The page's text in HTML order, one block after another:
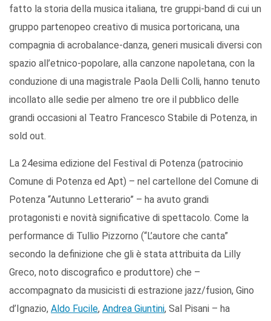
fatto la storia della musica italiana, tre gruppi-band di cui un
gruppo partenopeo creativo di musica portoricana, una
compagnia di acrobalance-danza, generi musicali diversi con
spazio all’etnico-popolare, alla canzone napoletana, con la
conduzione di una magistrale Paola Delli Colli, hanno tenuto
incollato alle sedie per almeno tre ore il pubblico delle
grandi occasioni al Teatro Francesco Stabile di Potenza, in
sold out.
La 24esima edizione del Festival di Potenza (patrocinio
Comune di Potenza ed Apt) – nel cartellone del Comune di
Potenza “Autunno Letterario” – ha avuto grandi
protagonisti e novità significative di spettacolo. Come la
performance di Tullio Pizzorno (“L’autore che canta”
secondo la definizione che gli è stata attribuita da Lilly
Greco, noto discografico e produttore) che –
accompagnato da musicisti di estrazione jazz/fusion, Gino
d’Ignazio, Aldo Fucile, Andrea Giuntini, Sal Pisani – ha